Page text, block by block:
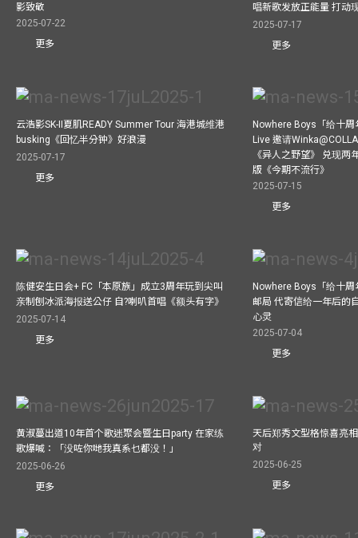
影致敬
2025-07-22
更多
唱新歌发放正能量 打动
2025-07-17
更多
云浩影SK-II夏肌READY Summer Tour 海港城维港
busking《回忆半分钟》好浪漫
2025-07-17
更多
Nowhere Boys「给十
Live 邀请
《异人之野望》 兑现两
版《今期不流行》
2025-07-15
更多
陈健安生日会+ FC「本原族」成立3周年玩到尖叫
亲制刨冰派海报送公仔 自?喇叭首唱《额头有字》
2025-07-14
更多
Nowhere Boys「给十
邮局 代寄信给一年后的
心灵
2025-07-04
更多
黄淑蔓出道10年首个歌迷聚会暨生日party 在家练
歌爆喊：「没咗你哋我真系乜都没！」
2025-06-26
更多
天后郑秀文型格惊喜亮
对
2025-06-25
更多